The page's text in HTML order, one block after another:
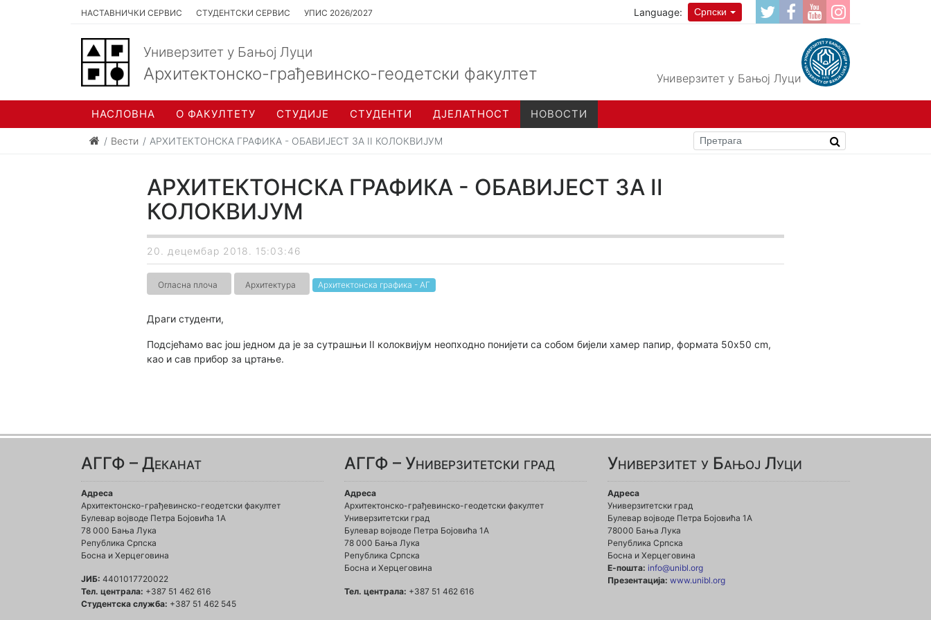
НАСТАВНИЧКИ СЕРВИС СТУДЕНТСКИ СЕРВИС УПИС 2026/2027 Language: Српски
Универзитет у Бањој Луци
Архитектонско-грађевинско-геодетски факултет Универзитет у Бањој Луци
НАСЛОВНА О ФАКУЛТЕТУ СТУДИЈЕ СТУДЕНТИ ДЈЕЛАТНОСТ НОВОСТИ
Вести АРХИТЕКТОНСКА ГРАФИКА - ОБАВИЈЕСТ ЗА II КОЛОКВИЈУМ
АРХИТЕКТОНСКА ГРАФИКА - ОБАВИЈЕСТ ЗА II
КОЛОКВИЈУМ
20. децембар 2018. 15:03:46
Огласна плоча Архитектура Архитектонска графика - АГ
Драги студенти,
Подсјећамо вас још једном да је за сутрашњи II колоквијум неопходно понијети са собом бијели хамер папир, формата 50x50 cm,
као и сав прибор за цртање.
АГГФ – Деканат
Адреса
Архитектонско-грађевинско-геодетски факултет
Булевар војводе Петра Бојовића 1A
78 000 Бања Лука
Република Српска
Босна и Херцеговина
ЈИБ: 4401017720022
Тел. централа: +387 51 462 616
Студентска служба: +387 51 462 545
АГГФ – Универзитетски град
Адреса
Архитектонско-грађевинско-геодетски факултет
Универзитетски град
Булевар војводе Петра Бојовића 1A
78 000 Бања Лука
Република Српска
Босна и Херцеговина
Тел. централа: +387 51 462 616
Универзитет у Бањој Луци
Адреса
Универзитетски град
Булевар војводе Петра Бојовића 1А
78000 Бања Лука
Република Српска
Босна и Херцеговина
Е-пошта: info@unibl.org
Презентација: www.unibl.org